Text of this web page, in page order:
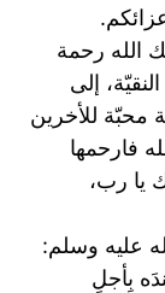
الله رحمة
إلى
محبّة للأخرين
فارحمها
يا رب،
عليه وسلم:
بِأجلٍ